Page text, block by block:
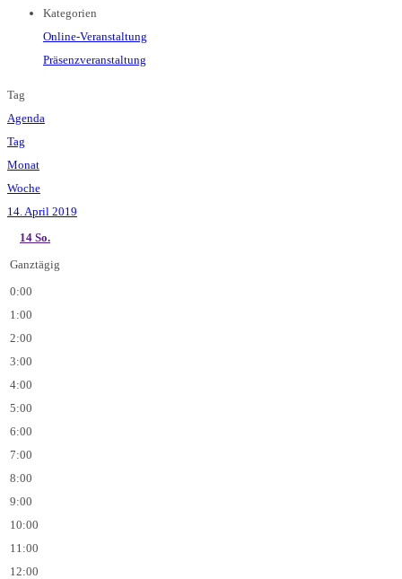
Kategorien
Online-Veranstaltung
Präsenzveranstaltung
Tag
Agenda
Tag
Monat
Woche
14. April 2019
14 So.
Ganztägig
0:00
1:00
2:00
3:00
4:00
5:00
6:00
7:00
8:00
9:00
10:00
11:00
12:00